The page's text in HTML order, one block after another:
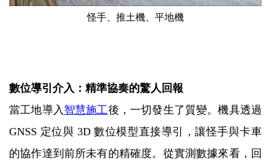
怪手、推土機、平地機
數位導引介入：精準協奏的驚人回報
當工地導入 智慧施工後，一切發生了質變。機具透過
GNSS 定位與 3D 數位模型直接導引，讓怪手與卡車
的協作達到前所未有的精確度。從實測數據來看，回